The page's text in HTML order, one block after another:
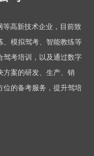
等高新技术企业，目前致
、模拟驾考、智能教练等
驾考培训，以及通过数字
方案的研发、生产、销
位的备考服务，提升驾培